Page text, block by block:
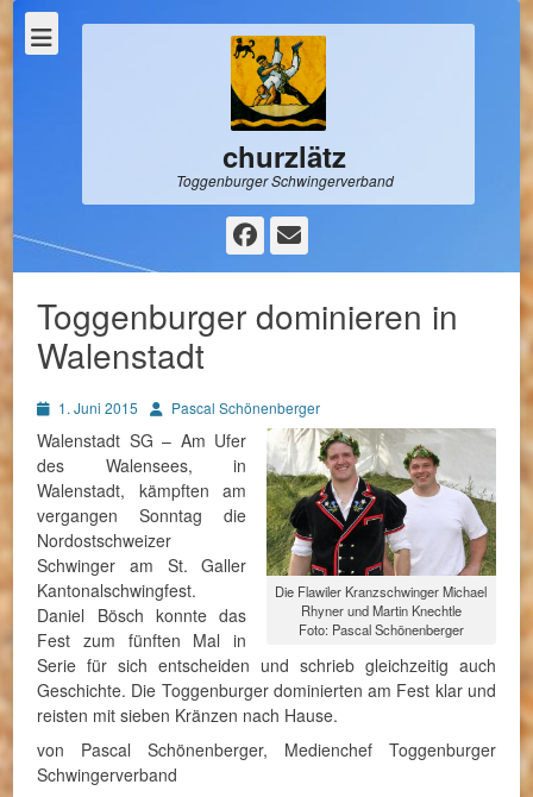
churzlätz
Toggenburger Schwingerverband
Facebook
E-
Mail
Toggenburger dominieren in
Walenstadt
Posted1. Juni 2015 AutorPascal Schönenberger
Die Flawiler Kranzschwinger Michael
Rhyner und Martin Knechtle
Foto: Pascal Schönenberger
Walenstadt SG – Am Ufer
des Walensees, in
Walenstadt, kämpften am
vergangen Sonntag die
Nordostschweizer
Schwinger am St. Galler
Kantonalschwingfest.
Daniel Bösch konnte das
Fest zum fünften Mal in
Serie für sich entscheiden und schrieb gleichzeitig auch
Geschichte. Die Toggenburger dominierten am Fest klar und
reisten mit sieben Kränzen nach Hause.
von Pascal Schönenberger, Medienchef Toggenburger
Schwingerverband